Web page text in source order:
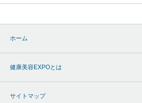
ホーム
健康美容EXPOとは
サイトマップ